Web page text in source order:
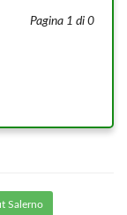
Pagina 1 di 0
Salerno